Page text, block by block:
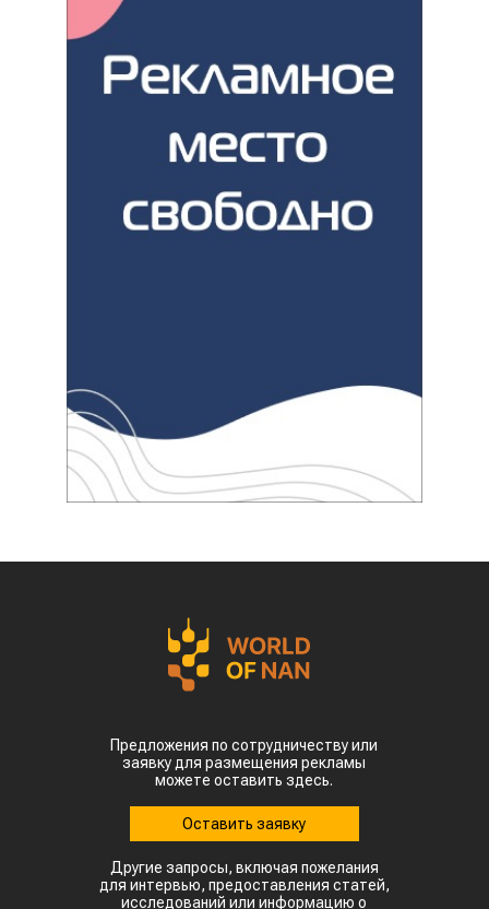
Предложения по сотрудничеству или
заявку для размещения рекламы
можете оставить здесь.
Оставить заявку
Другие запросы, включая пожелания
для интервью, предоставления статей,
исследований или информацию о